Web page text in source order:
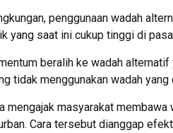
penggunaan wadah
yang saat ini cukup tinggi di
beralih ke wadah
tidak menggunakan wadah
mengajak masyarakat
Cara tersebut dianggap